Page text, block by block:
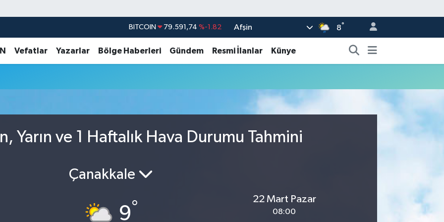
BITCOIN 79.591,74 %-1.82
EURO 53,38690 %0.19
BİST100 14.598,00 %0
Afşin 8°
Vefatlar Yazarlar Bölge Haberleri Gündem Resmi İlanlar Künye
Yarın ve 1 Haftalık Hava Durumu Tahmini
Çanakkale
9°
22 Mart Pazar
08:00